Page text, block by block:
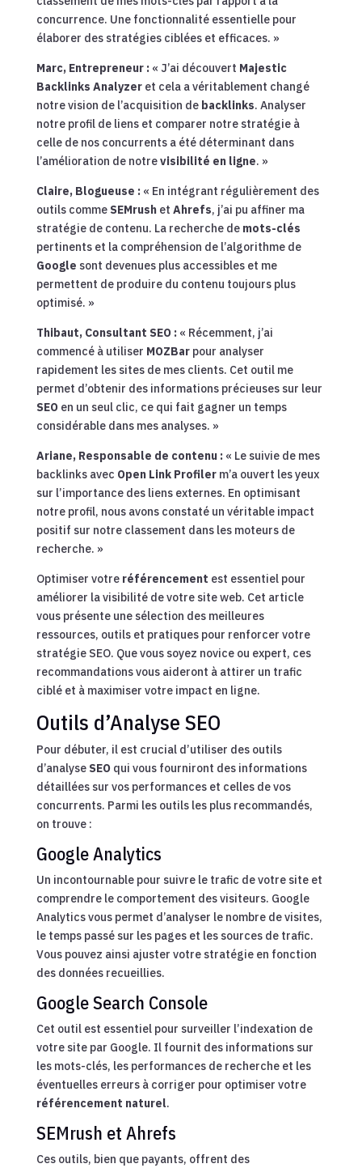
concurrence. Une fonctionnalité essentielle pour
élaborer des stratégies ciblées et efficaces. »
Marc, Entrepreneur :« J’ai découvert Majestic
Backlinks Analyzeret cela a véritablement changé
notre vision de l’acquisition de backlinks. Analyser
notre profil de liens et comparer notre stratégie à
celle de nos concurrents a été déterminant dans
l’amélioration de notrevisibilité en ligne. »
Claire, Blogueuse :« En intégrant régulièrement des
outils comme SEMrushet Ahrefs, j’ai pu affiner ma
stratégie de contenu. La recherche de mots-clés
pertinents et la compréhension de l’algorithme de
Google sont devenues plus accessibles et me
permettent de produire du contenu toujours plus
optimisé. »
Thibaut, Consultant SEO :« Récemment, j’ai
commencé à utiliser MOZBarpour analyser
rapidement les sites de mes clients. Cet outil me
permet d’obtenir des informations précieuses sur leur
SEO en un seul clic, ce qui fait gagner un temps
considérable dans mes analyses. »
Ariane, Responsable de contenu :« Le suivie de mes
backlinks avec Open Link Profilerm’a ouvert les yeux
sur l’importance des liens externes. En optimisant
notre profil, nous avons constaté un véritable impact
positif sur notre classement dans les moteurs de
recherche. »
Optimiser votre référencement est essentiel pour
améliorer la visibilité de votre site web. Cet article
vous présente une sélection des meilleures
ressources, outils et pratiques pour renforcer votre
stratégie SEO. Que vous soyez novice ou expert, ces
recommandations vous aideront à attirer un trafic
ciblé et à maximiser votre impact en ligne.
Outils d’Analyse SEO
Pour débuter, il est crucial d’utiliser des outils
d’analyse SEO qui vous fourniront des informations
détaillées sur vos performances et celles de vos
concurrents. Parmi les outils les plus recommandés,
on trouve :
Google Analytics
Un incontournable pour suivre le trafic de votre site et
comprendre le comportement des visiteurs. Google
Analytics vous permet d’analyser le nombre de visites,
le temps passé sur les pages et les sources de trafic.
Vous pouvez ainsi ajuster votre stratégie en fonction
des données recueillies.
Google Search Console
Cet outil est essentiel pour surveiller l’indexation de
votre site par Google. Il fournit des informations sur
les mots-clés, les performances de recherche et les
éventuelles erreurs à corriger pour optimiser votre
référencement naturel.
SEMrush et Ahrefs
Ces outils, bien que payants, offrent des